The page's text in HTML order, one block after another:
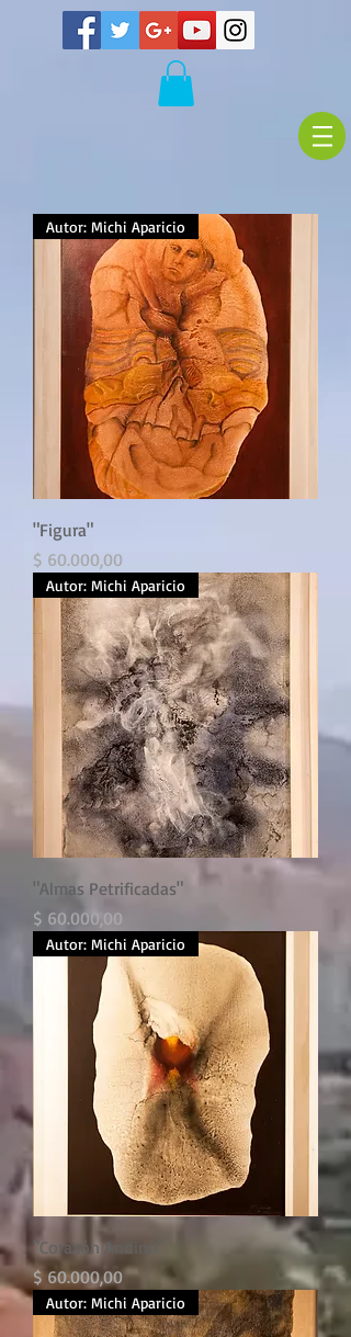
Autor: Michi Aparicio
"Figura"
Precio
$ 60.000,00
Autor: Michi Aparicio
"Almas Petrificadas"
Precio
$ 60.000,00
Autor: Michi Aparicio
"Corazón Andino"
Precio
$ 60.000,00
Autor: Michi Aparicio